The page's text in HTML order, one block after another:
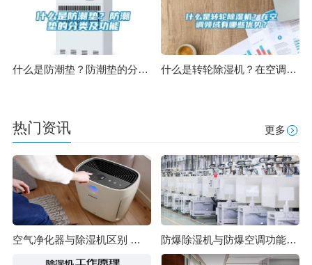
什么是防潮垫？防潮垫的分类及功能 什么是转轮除湿机？在空调领域有哪些优势？
热门资讯 更多
空气净化器与除湿机区别 除湿原理一样吗 防爆除湿机与防爆空调功能上有哪些区别 除湿机制造标准